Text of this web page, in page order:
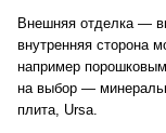
Внешняя отделка —
внутренняя сторона
например
на выбор —
плита, Ursa.